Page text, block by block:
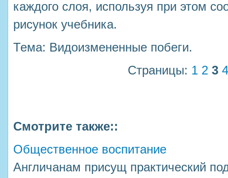
каждого слоя, используя при этом
рисунок учебника.
Тема: Видоизмененные побеги.
Страницы: 1 2 3 4
Смотрите также::
Общественное воспитание
Англичанам присущ практический